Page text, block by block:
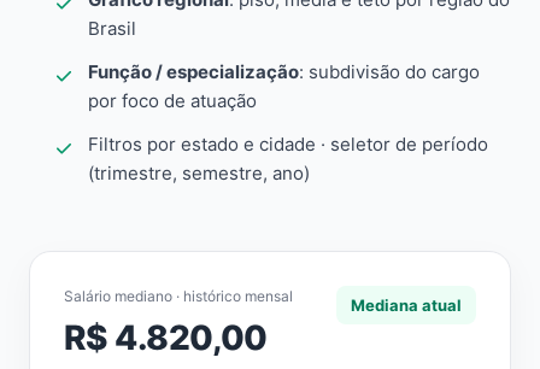
Brasil
Função / especialização: subdivisão do cargo
por foco de atuação
Filtros por estado e cidade · seletor de período
(trimestre, semestre, ano)
Salário mediano · histórico mensal
R$ 4.820,00
Mediana atual